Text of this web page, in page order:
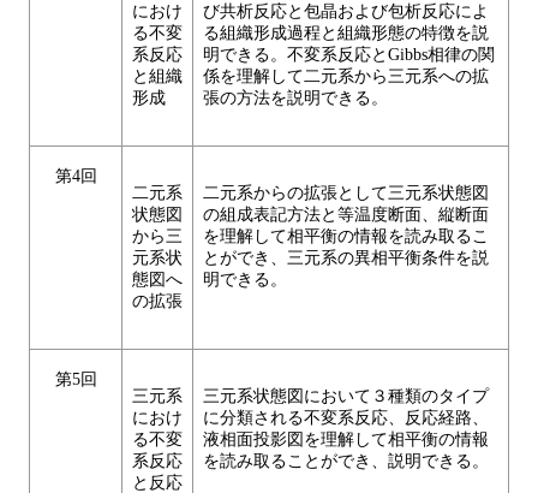
におけ
る不変
系反応
と組織
形成
び共析反応と包晶および包析反応によ
る組織形成過程と組織形態の特徴を説
明できる。不変系反応とGibbs相律の関
係を理解して二元系から三元系への拡
張の方法を説明できる。
第4回
二元系
状態図
から三
元系状
態図へ
の拡張
二元系からの拡張として三元系状態図
の組成表記方法と等温度断面、縦断面
を理解して相平衡の情報を読み取るこ
とができ、三元系の異相平衡条件を説
明できる。
第5回
三元系
におけ
る不変
系反応
と反応
三元系状態図において３種類のタイプ
に分類される不変系反応、反応経路、
液相面投影図を理解して相平衡の情報
を読み取ることができ、説明できる。